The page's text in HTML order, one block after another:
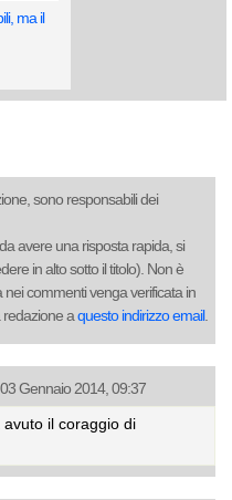
ma il
sono responsabili dei
avere una risposta rapida, si
in alto sotto il titolo). Non è
commenti venga verificata in
redazione aquesto indirizzo email.
Gennaio 2014, 09:37
il coraggio di